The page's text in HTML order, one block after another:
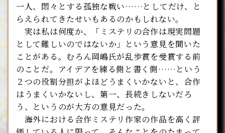
一人、悶々とする孤独な戦い……としてだけ、と
らえられてきたせいもあるのかもしれない。
実は私は何度か、「ミステリの合作は現実問題
として難しいのではないか」という意見を聞いた
ことがある。むろん岡嶋氏が乱歩賞を受賞する前
のことだ。アイデアを練る側と書く側……という
２つの役割分担がよほどうまくいかないと、合作
はうまくいかないし、第一、長続きしないだろ
う、というのが大方の意見だった。
海外における合作ミステリ作家の作品を高く評